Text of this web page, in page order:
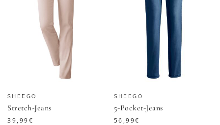
SHEEGO
Stretch-Jeans
39,99€
SHEEGO
5-Pocket-Jeans
56,99€